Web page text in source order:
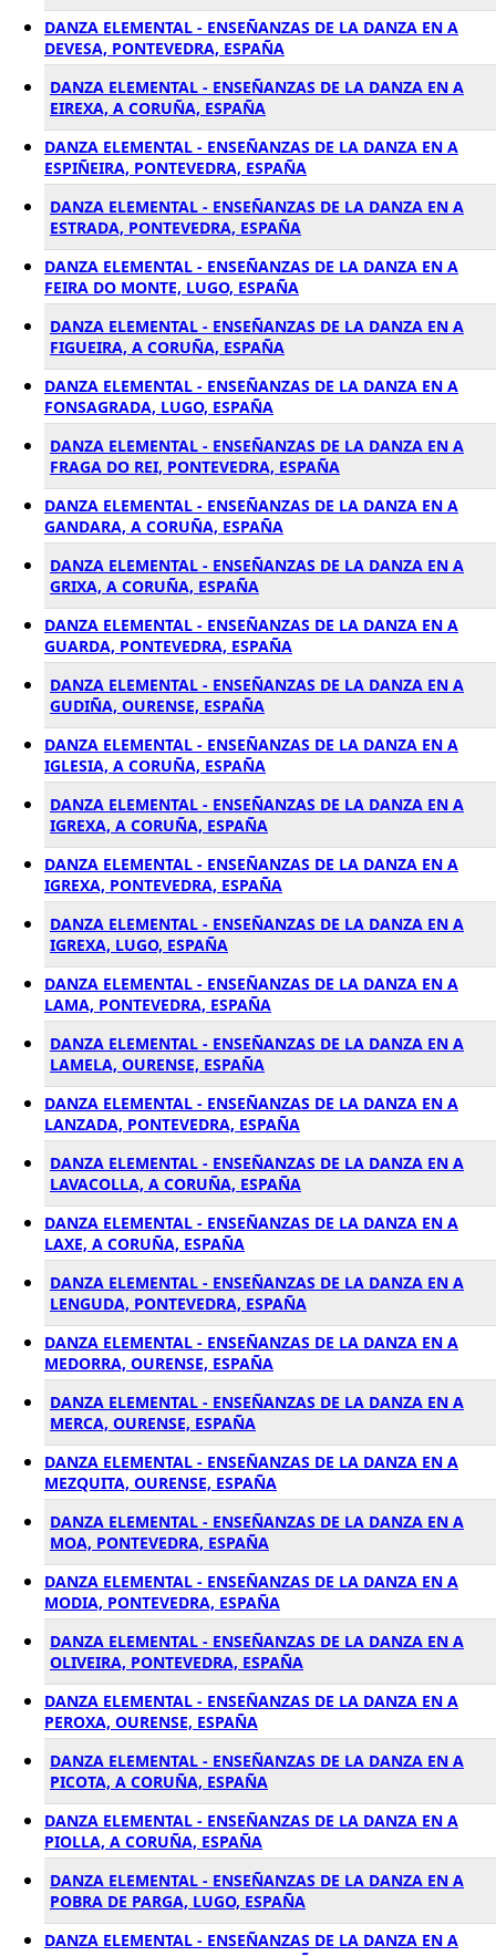
DANZA ELEMENTAL - ENSEÑANZAS DE LA DANZA EN A
DEVESA, PONTEVEDRA, ESPAÑA
DANZA ELEMENTAL - ENSEÑANZAS DE LA DANZA EN A
EIREXA, A CORUÑA, ESPAÑA
DANZA ELEMENTAL - ENSEÑANZAS DE LA DANZA EN A
ESPIÑEIRA, PONTEVEDRA, ESPAÑA
DANZA ELEMENTAL - ENSEÑANZAS DE LA DANZA EN A
ESTRADA, PONTEVEDRA, ESPAÑA
DANZA ELEMENTAL - ENSEÑANZAS DE LA DANZA EN A
FEIRA DO MONTE, LUGO, ESPAÑA
DANZA ELEMENTAL - ENSEÑANZAS DE LA DANZA EN A
FIGUEIRA, A CORUÑA, ESPAÑA
DANZA ELEMENTAL - ENSEÑANZAS DE LA DANZA EN A
FONSAGRADA, LUGO, ESPAÑA
DANZA ELEMENTAL - ENSEÑANZAS DE LA DANZA EN A
FRAGA DO REI, PONTEVEDRA, ESPAÑA
DANZA ELEMENTAL - ENSEÑANZAS DE LA DANZA EN A
GANDARA, A CORUÑA, ESPAÑA
DANZA ELEMENTAL - ENSEÑANZAS DE LA DANZA EN A
GRIXA, A CORUÑA, ESPAÑA
DANZA ELEMENTAL - ENSEÑANZAS DE LA DANZA EN A
GUARDA, PONTEVEDRA, ESPAÑA
DANZA ELEMENTAL - ENSEÑANZAS DE LA DANZA EN A
GUDIÑA, OURENSE, ESPAÑA
DANZA ELEMENTAL - ENSEÑANZAS DE LA DANZA EN A
IGLESIA, A CORUÑA, ESPAÑA
DANZA ELEMENTAL - ENSEÑANZAS DE LA DANZA EN A
IGREXA, A CORUÑA, ESPAÑA
DANZA ELEMENTAL - ENSEÑANZAS DE LA DANZA EN A
IGREXA, PONTEVEDRA, ESPAÑA
DANZA ELEMENTAL - ENSEÑANZAS DE LA DANZA EN A
IGREXA, LUGO, ESPAÑA
DANZA ELEMENTAL - ENSEÑANZAS DE LA DANZA EN A
LAMA, PONTEVEDRA, ESPAÑA
DANZA ELEMENTAL - ENSEÑANZAS DE LA DANZA EN A
LAMELA, OURENSE, ESPAÑA
DANZA ELEMENTAL - ENSEÑANZAS DE LA DANZA EN A
LANZADA, PONTEVEDRA, ESPAÑA
DANZA ELEMENTAL - ENSEÑANZAS DE LA DANZA EN A
LAVACOLLA, A CORUÑA, ESPAÑA
DANZA ELEMENTAL - ENSEÑANZAS DE LA DANZA EN A
LAXE, A CORUÑA, ESPAÑA
DANZA ELEMENTAL - ENSEÑANZAS DE LA DANZA EN A
LENGUDA, PONTEVEDRA, ESPAÑA
DANZA ELEMENTAL - ENSEÑANZAS DE LA DANZA EN A
MEDORRA, OURENSE, ESPAÑA
DANZA ELEMENTAL - ENSEÑANZAS DE LA DANZA EN A
MERCA, OURENSE, ESPAÑA
DANZA ELEMENTAL - ENSEÑANZAS DE LA DANZA EN A
MEZQUITA, OURENSE, ESPAÑA
DANZA ELEMENTAL - ENSEÑANZAS DE LA DANZA EN A
MOA, PONTEVEDRA, ESPAÑA
DANZA ELEMENTAL - ENSEÑANZAS DE LA DANZA EN A
MODIA, PONTEVEDRA, ESPAÑA
DANZA ELEMENTAL - ENSEÑANZAS DE LA DANZA EN A
OLIVEIRA, PONTEVEDRA, ESPAÑA
DANZA ELEMENTAL - ENSEÑANZAS DE LA DANZA EN A
PEROXA, OURENSE, ESPAÑA
DANZA ELEMENTAL - ENSEÑANZAS DE LA DANZA EN A
PICOTA, A CORUÑA, ESPAÑA
DANZA ELEMENTAL - ENSEÑANZAS DE LA DANZA EN A
PIOLLA, A CORUÑA, ESPAÑA
DANZA ELEMENTAL - ENSEÑANZAS DE LA DANZA EN A
POBRA DE PARGA, LUGO, ESPAÑA
DANZA ELEMENTAL - ENSEÑANZAS DE LA DANZA EN A